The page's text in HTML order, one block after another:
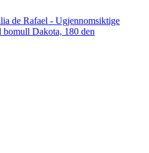
de Rafael - Ugjennomsiktige
bomull Dakota, 180 den